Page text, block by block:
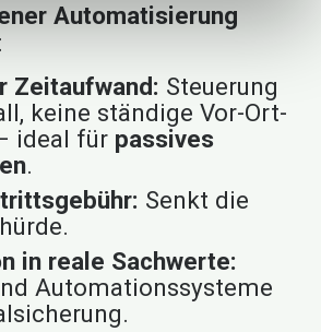
Automatisierung
Zeitaufwand: Steuerung
keine ständige Vor-Ort-
ideal für passives
.
Senkt die
in reale Sachwerte:
Automationssysteme